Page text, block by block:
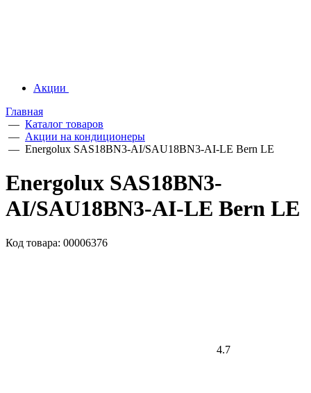
Акции
Главная
— Каталог товаров
— Акции на кондиционеры
— Energolux SAS18BN3-AI/SAU18BN3-AI-LE Bern LE
Energolux SAS18BN3-
AI/SAU18BN3-AI-LE Bern LE
Код товара: 00006376
4.7